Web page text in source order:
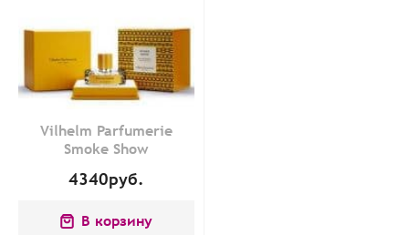
Vilhelm Parfumerie
Smoke Show
4340руб.
В корзину